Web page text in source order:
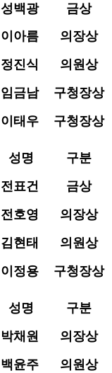
성백광 금상
이아름 의장상
정진식 의원상
임금남 구청장상
이태우 구청장상
성명 구분
전표건 금상
전호영 의장상
김현태 의원상
이정용 구청장상
성명 구분
박채원 의장상
백윤주 의원상